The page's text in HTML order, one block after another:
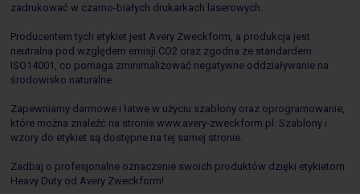
zadrukować w czarno-białych drukarkach laserowych.
Producentem tych etykiet jest Avery Zweckform, a produkcja jest
neutralna pod względem emisji CO2 oraz zgodna ze standardem
ISO14001, co pomaga zminimalizować negatywne oddziaływanie na
środowisko naturalne.
Zapewniamy darmowe i łatwe w użyciu szablony oraz oprogramowanie,
które można znaleźć na stronie www.avery-zweckform.pl. Szablony i
wzory do etykiet są dostępne na tej samej stronie.
Zadbaj o profesjonalne oznaczenie swoich produktów dzięki etykietom
Heavy Duty od Avery Zweckform!